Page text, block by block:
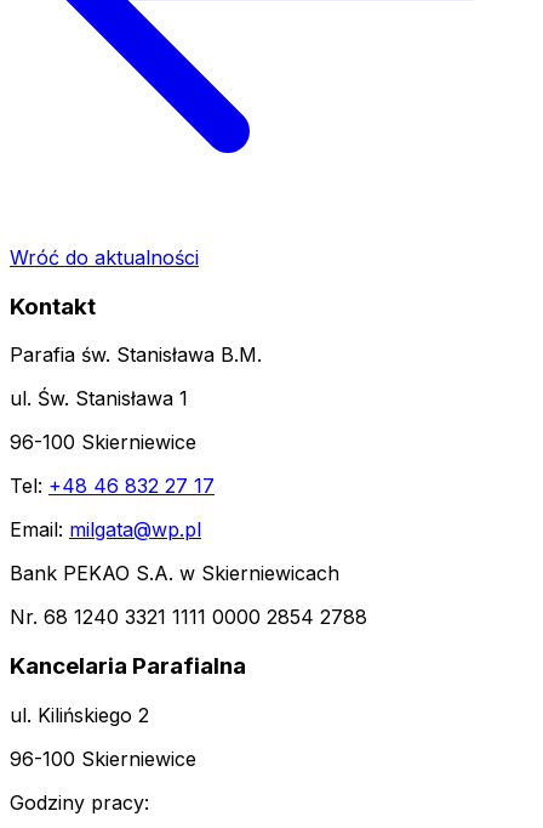
Wróć do aktualności
Kontakt
Parafia św. Stanisława B.M.
ul. Św. Stanisława 1
96-100 Skierniewice
Tel: +48 46 832 27 17
Email: milgata@wp.pl
Bank PEKAO S.A. w Skierniewicach
Nr. 68 1240 3321 1111 0000 2854 2788
Kancelaria Parafialna
ul. Kilińskiego 2
96-100 Skierniewice
Godziny pracy: